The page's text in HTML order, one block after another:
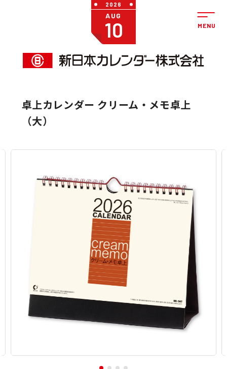
2026
AUG
10
卓上カレンダー クリーム・メモ卓上
（大）